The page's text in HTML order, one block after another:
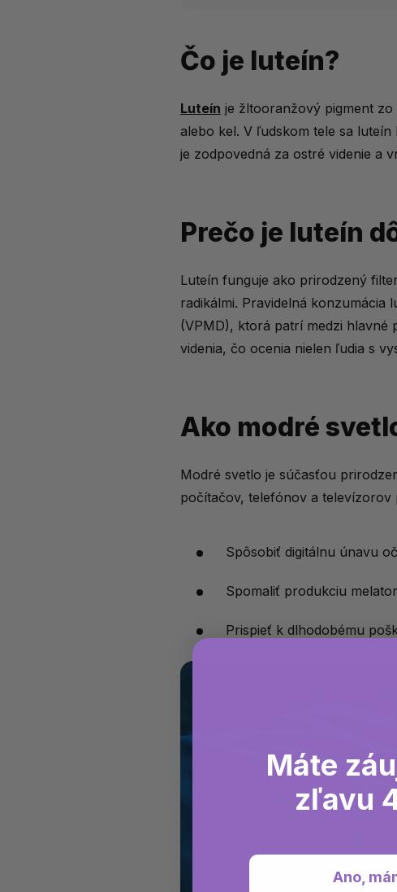
Prečo je luteín dôležitý pre
Ako modré svetlo ovplyvňuje
Ako luteín chráni oči pred
Ktoré vitamíny podporujú
Luteín: Prirodzená ochrana
Aké magazíny sa venujú
Čo je luteín?
Luteín je žltooranžový pigment
alebo kel. V ľudskom tele sa
je zodpovedná za ostré videnie a
Prečo je luteín
Luteín funguje ako prirodzený
radikálmi. Pravidelná konzumácia
(VPMD), ktorá patrí medzi
videnia, čo ocenia nielen ľudia s
Ako modré
Modré svetlo je súčasťou
počítačov, telefónov a televízorov
Spôsobiť digitálnu únavu
Spomaliť produkciu
Prispieť k dlhodobému
Máte
zľavu
Ano,